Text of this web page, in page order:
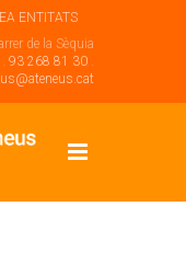
ENTITATS
de la Sèquia
93 268 81 30 .